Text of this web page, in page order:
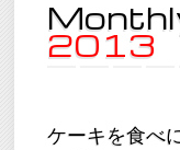
2013
ケーキを食べ